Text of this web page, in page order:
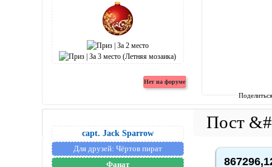
capt. Jack Sparrow
Для друзей: Чёртов пират
Фанат